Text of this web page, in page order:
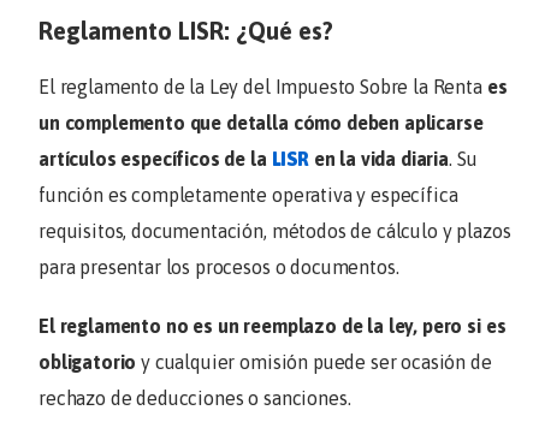
Reglamento LISR: ¿Qué es?
El reglamento de la Ley del Impuesto Sobre la Rentaes
un complemento que detalla cómo deben aplicarse
artículos específicos de la LISRen la vida diaria. Su
función es completamente operativa y específica
requisitos, documentación, métodos de cálculo y plazos
para presentar los procesos o documentos.
El reglamento no es un reemplazo de la ley, pero si es
obligatorio y cualquier omisión puede ser ocasión de
rechazo de deducciones o sanciones.